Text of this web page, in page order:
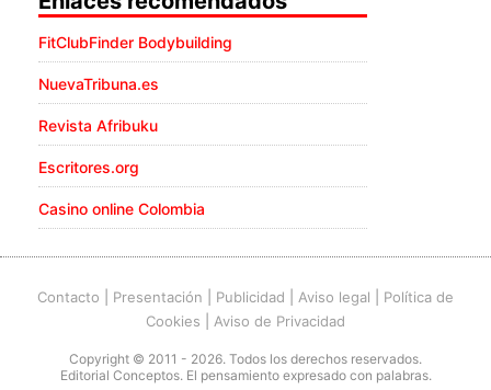
FitClubFinder Bodybuilding
NuevaTribuna.es
Revista Afribuku
Escritores.org
Casino online Colombia
Contacto Presentación Publicidad Aviso legal
Política de
Cookies
Aviso de Privacidad
Copyright © 2011 - 2026. Todos los derechos reservados.
Editorial Conceptos. El pensamiento expresado con palabras.